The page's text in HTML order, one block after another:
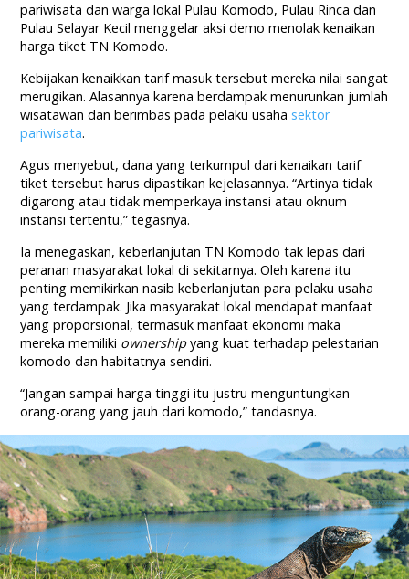
pariwisata dan warga lokal Pulau Komodo, Pulau Rinca dan
Pulau Selayar Kecil menggelar aksi demo menolak kenaikan
harga tiket TN Komodo.
Kebijakan kenaikkan tarif masuk tersebut mereka nilai sangat
merugikan. Alasannya karena berdampak menurunkan jumlah
wisatawan dan berimbas pada pelaku usaha sektor
pariwisata.
Agus menyebut, dana yang terkumpul dari kenaikan tarif
tiket tersebut harus dipastikan kejelasannya. “Artinya tidak
digarong atau tidak memperkaya instansi atau oknum
instansi tertentu,” tegasnya.
Ia menegaskan, keberlanjutan TN Komodo tak lepas dari
peranan masyarakat lokal di sekitarnya. Oleh karena itu
penting memikirkan nasib keberlanjutan para pelaku usaha
yang terdampak. Jika masyarakat lokal mendapat manfaat
yang proporsional, termasuk manfaat ekonomi maka
mereka memiliki ownershipyang kuat terhadap pelestarian
komodo dan habitatnya sendiri.
“Jangan sampai harga tinggi itu justru menguntungkan
orang-orang yang jauh dari komodo,” tandasnya.